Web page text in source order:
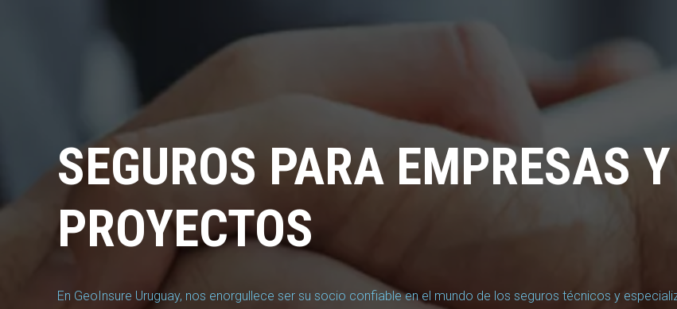
SEGUROS PARA EMPRESAS Y
PROYECTOS
En GeoInsure Uruguay, nos enorgullece ser su socio confiable en el mundo de los seguros técnicos y